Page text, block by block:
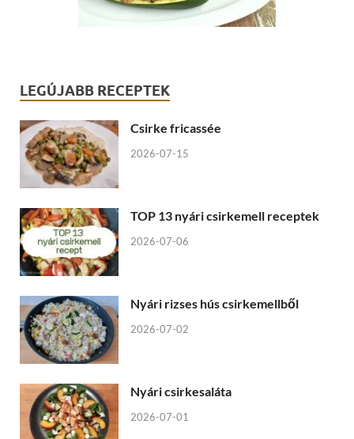
LEGÚJABB RECEPTEK
Csirke fricassée
2026-07-15
TOP 13 nyári csirkemell receptek
2026-07-06
Nyári rizses hús csirkemellből
2026-07-02
Nyári csirkesaláta
2026-07-01